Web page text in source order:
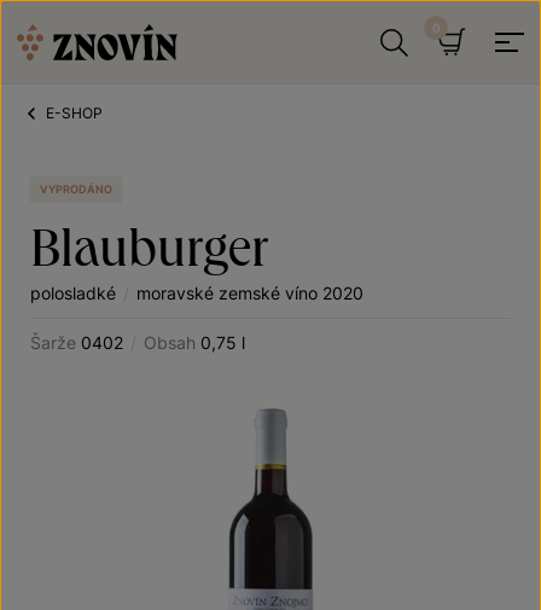
E-SHOP
VYPRODÁNO
Blauburger
polosladké / moravské zemské víno 2020
Šarže 0402 / Obsah 0,75 l